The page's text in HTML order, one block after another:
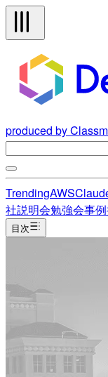
produced by
TrendingAWS
社説明会勉強会事例
目次